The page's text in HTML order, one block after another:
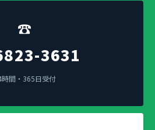
☎
3631
時間・365日受付